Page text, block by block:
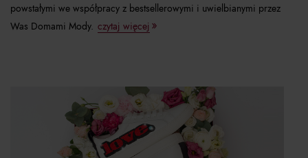
powstałymi we współpracy z bestsellerowymi i uwielbianymi przez
Was Domami Mody. czytaj więcej